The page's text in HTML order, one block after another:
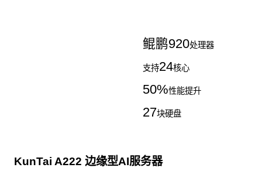
鲲鹏920处理器
支持24核心
50%性能提升
27块硬盘
KunTai A222 边缘型AI服务器